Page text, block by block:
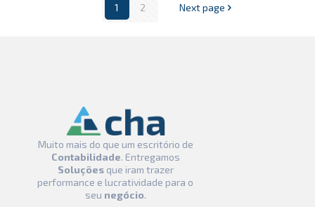
1 2 Next page
Muito mais do que um escritório de
Contabilidade. Entregamos
Soluçõesque iram trazer
performance e lucratividade para o
seu negócio.